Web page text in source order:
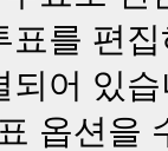
표를 편
어 있
옵션을